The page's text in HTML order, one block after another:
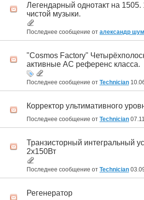
Легендарный однотакт на 1505.
чистой музыки.
Последнее сообщение от александр
"Cosmos Factory"
активные АС референс класса.
Последнее сообщение от Technician
Корректор ультимативного
Последнее сообщение от Technician
Транзисторный интегральный
2х150Вт
Последнее сообщение от Technician
Регенератор